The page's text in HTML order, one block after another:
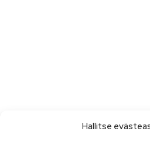
Hallitse